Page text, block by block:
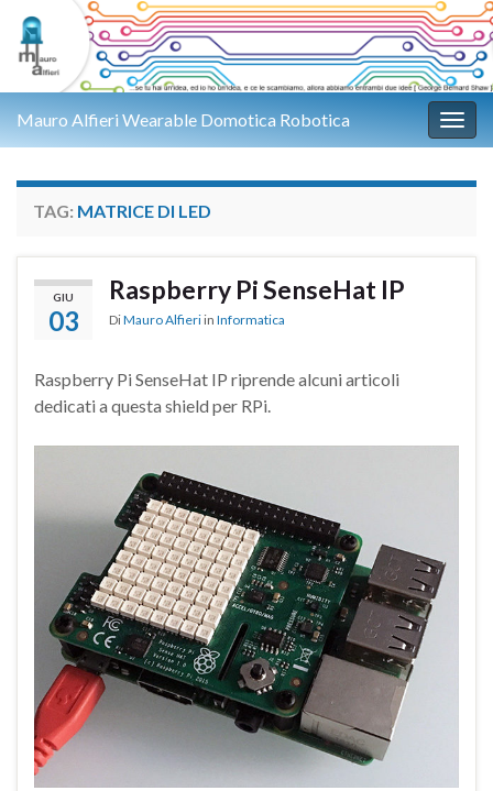
Mauro Alfieri Wearable Domotica Robotica
TAG: MATRICE DI LED
GIU
03
Raspberry Pi SenseHat IP
DiMauro Alfieri in Informatica
Raspberry Pi SenseHat IP riprende alcuni articoli
dedicati a questa shield per RPi.